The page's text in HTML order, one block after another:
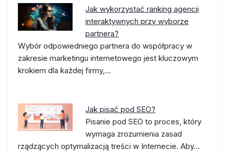
Jak wykorzystać ranking agencji
interaktywnych przy wyborze
partnera?
Wybór odpowiedniego partnera do współpracy w
zakresie marketingu internetowego jest kluczowym
krokiem dla każdej firmy,…
Jak pisać pod SEO?
Pisanie pod SEO to proces, który
wymaga zrozumienia zasad
rządzących optymalizacją treści w Internecie. Aby…